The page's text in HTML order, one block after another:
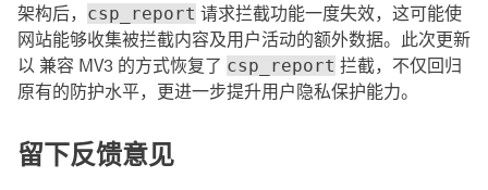
架构后， csp_report 请求拦截功能一度失效，这可能使
网站能够收集被拦截内容及用户活动的额外数据。此次更新
以 兼容 MV3 的方式恢复了 csp_report 拦截，不仅回归
原有的防护水平，更进一步提升用户隐私保护能力。
留下反馈意见